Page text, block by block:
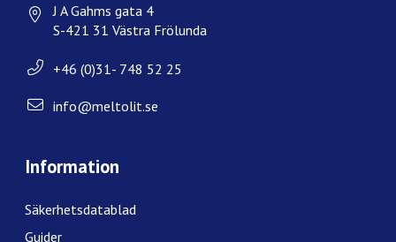
J A Gahms gata 4
S-421 31 Västra Frölunda
+46 (0)31- 748 52 25
info@meltolit.se
Information
Säkerhetsdatablad
Guider